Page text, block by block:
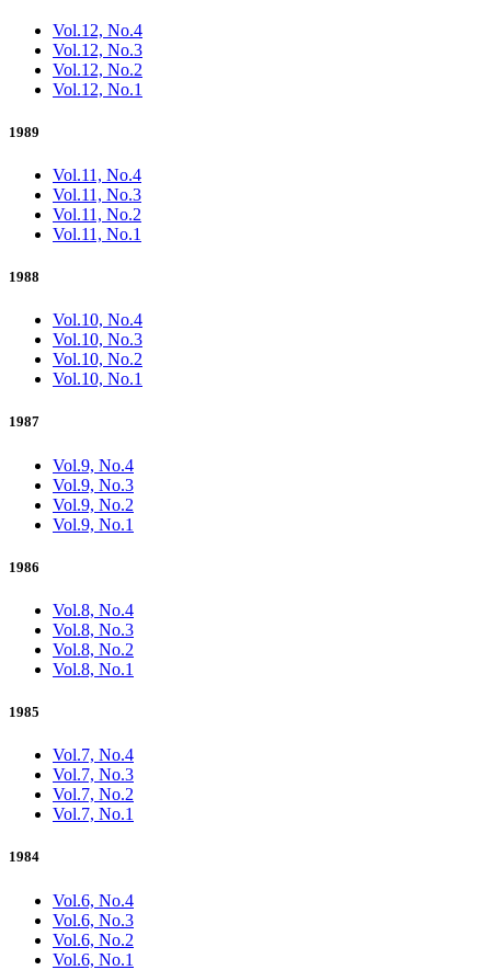
Vol.12, No.4
Vol.12, No.3
Vol.12, No.2
Vol.12, No.1
1989
Vol.11, No.4
Vol.11, No.3
Vol.11, No.2
Vol.11, No.1
1988
Vol.10, No.4
Vol.10, No.3
Vol.10, No.2
Vol.10, No.1
1987
Vol.9, No.4
Vol.9, No.3
Vol.9, No.2
Vol.9, No.1
1986
Vol.8, No.4
Vol.8, No.3
Vol.8, No.2
Vol.8, No.1
1985
Vol.7, No.4
Vol.7, No.3
Vol.7, No.2
Vol.7, No.1
1984
Vol.6, No.4
Vol.6, No.3
Vol.6, No.2
Vol.6, No.1